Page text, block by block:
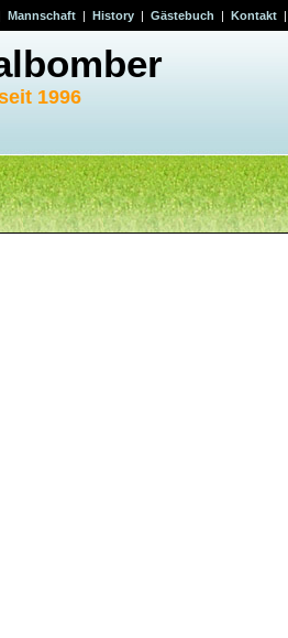
Mannschaft| History| Gästebuch | Kontakt|
1996